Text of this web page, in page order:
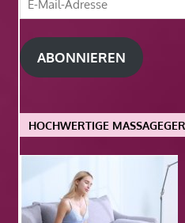
Mail-
Adresse
ABONNIEREN
HOCHWERTIGE